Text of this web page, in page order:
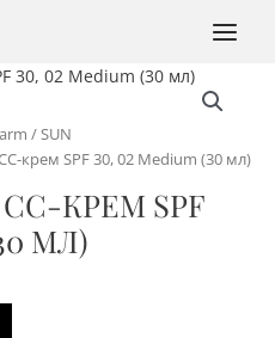
/SUN
крем SPF 30, 02 Medium (30 мл)
КРЕМ SPF
МЛ)